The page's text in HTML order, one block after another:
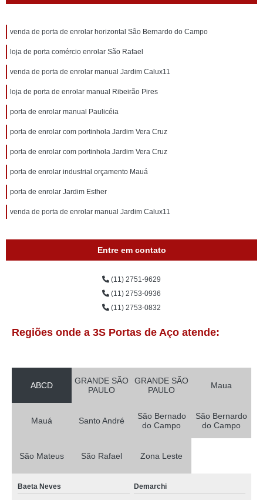
venda de porta de enrolar horizontal São Bernardo do Campo
loja de porta comércio enrolar São Rafael
venda de porta de enrolar manual Jardim Calux11
loja de porta de enrolar manual Ribeirão Pires
porta de enrolar manual Paulicéia
porta de enrolar com portinhola Jardim Vera Cruz
porta de enrolar com portinhola Jardim Vera Cruz
porta de enrolar industrial orçamento Mauá
porta de enrolar Jardim Esther
venda de porta de enrolar manual Jardim Calux11
Entre em contato
(11) 2751-9629
(11) 2753-0936
(11) 2753-0832
Regiões onde a 3S Portas de Aço atende:
ABCD
GRANDE SÃO
PAULO
GRANDE SÃO
PAULO
Maua
Mauá Santo André
São Bernado
do Campo
São Bernardo
do Campo
São Mateus São Rafael Zona Leste
Baeta Neves Demarchi